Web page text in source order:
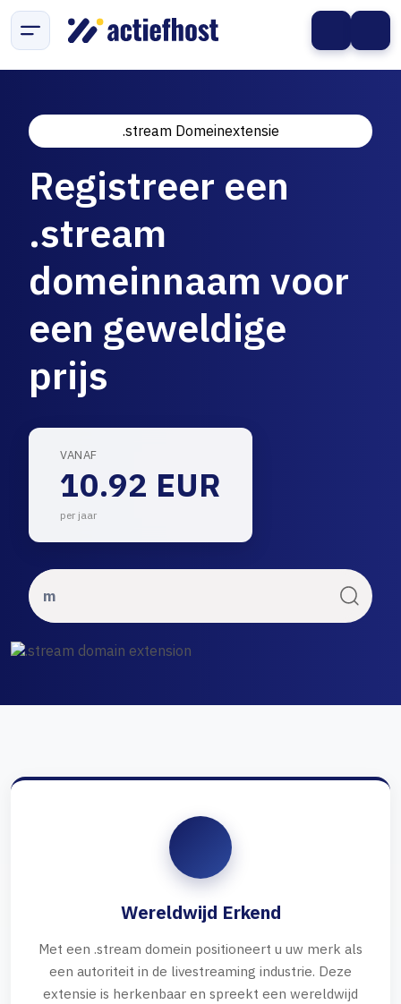
.stream Domeinextensie
Registreer een
.stream
domeinnaam voor
een geweldige
prijs
VANAF
10.92 EUR
per jaar
Wereldwijd Erkend
Met een .stream domein positioneert u uw merk als
een autoriteit in de livestreaming industrie. Deze
extensie is herkenbaar en spreekt een wereldwijd